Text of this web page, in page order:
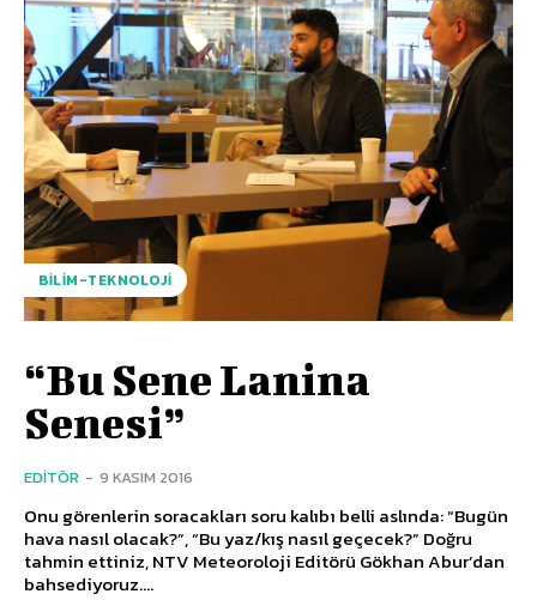
BILIM-TEKNOLOJI
“Bu Sene Lanina
Senesi”
EDITÖR - 9 KASIM 2016
Onu görenlerin soracakları soru kalıbı belli aslında: “Bugün
hava nasıl olacak?”, “Bu yaz/kış nasıl geçecek?” Doğru
tahmin ettiniz, NTV Meteoroloji Editörü Gökhan Abur’dan
bahsediyoruz....